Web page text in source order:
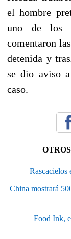
el hombre
uno de los
comentaron
detenida y
se dio aviso
caso.
Rascacielos
China mostrará
Food Ink,